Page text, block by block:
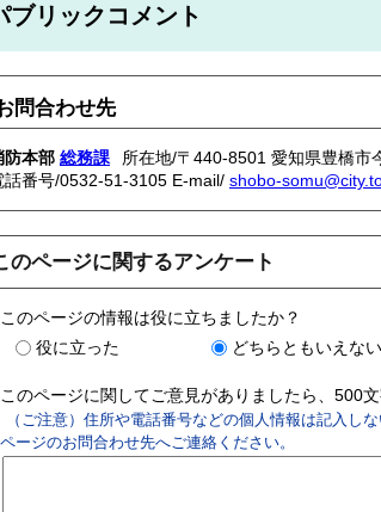
ブリックコメント
問合わせ先
防本部 総務課
所在地/〒440-8501 愛知県豊橋市
話番号/0532-51-3105 E-mail/ shobo-
のページに関するアンケート
このページの情報は役に立ちましたか？
役に立った
どちらともいえない
このページに関してご意見がありましたら、500
（ご注意）住所や電話番号などの個人情報は記入し
ページのお問合わせ先へご連絡ください。